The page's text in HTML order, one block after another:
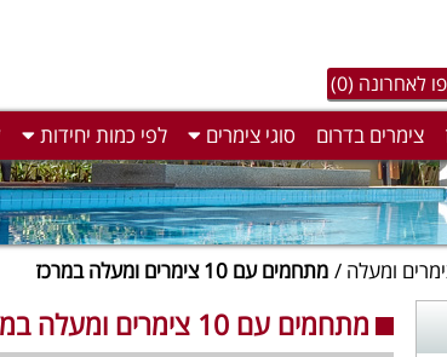
לאחרונה (0)
צימרים בדרום סוגי צימרים לפי כמות יחידות
מתחמים עם 10 צימרים ומעלה במרכז
מתחמים עם 10 צימרים ומעלה במרכז